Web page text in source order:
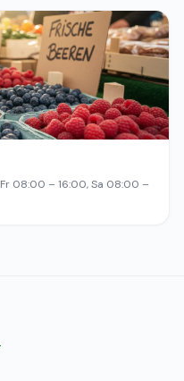
Fr 08:00 – 16:00, Sa 08:00 –